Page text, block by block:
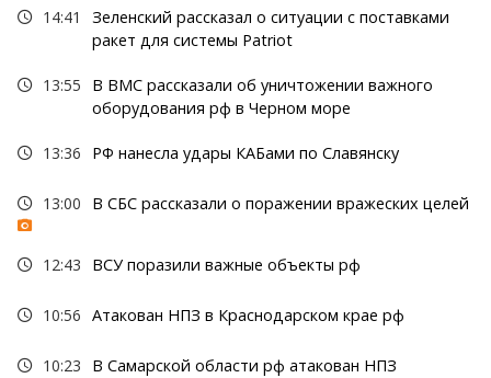
14:41
Зеленский рассказал о ситуации с поставками
ракет для системы Patriot
13:55
В ВМС рассказали об уничтожении важного
оборудования рф в Черном море
13:36 РФ нанесла удары КАБами по Славянску
13:00 В СБС рассказали о поражении вражеских целей
12:43 ВСУ поразили важные объекты рф
10:56 Атакован НПЗ в Краснодарском крае рф
10:23 В Самарской области рф атакован НПЗ